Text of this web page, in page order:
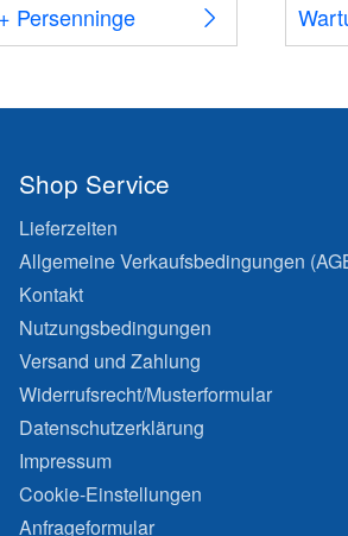
Persenninge
Shop Service
Lieferzeiten
Allgemeine Verkaufsbedingungen
Kontakt
Nutzungsbedingungen
Versand und Zahlung
Widerrufsrecht/Musterformular
Datenschutzerklärung
Impressum
Cookie-Einstellungen
Anfrageformular